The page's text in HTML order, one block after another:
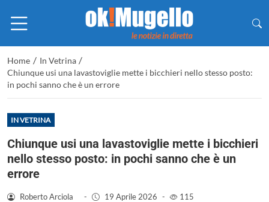
Home / In Vetrina /
Chiunque usi una lavastoviglie mette i bicchieri nello stesso posto:
in pochi sanno che è un errore
IN VETRINA
Chiunque usi una lavastoviglie mette i bicchieri
nello stesso posto: in pochi sanno che è un
errore
Roberto Arciola - 19 Aprile 2026 - 115